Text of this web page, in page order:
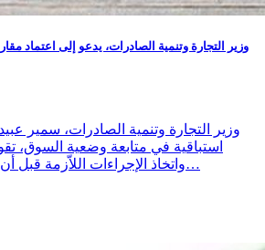
وزير التجارة وتنمية الصادرات، يدعو إلى اعتماد
وزير التجارة وتنمية الصادرات، سمير
استباقية في متابعة وضعية السوق،
واتخاذ الإجراءات اللاّزمة قبل أن تنعكس المتغيّرات على…